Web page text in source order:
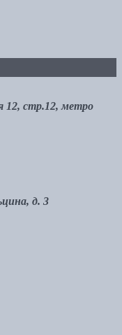
12, стр.12, метро
д. 3